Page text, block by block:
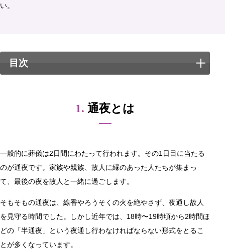
い。
目次
1. 通夜とは
一般的に葬儀は2日間にわたって行われます。その1日目に当たる
のが通夜です。家族や親族、故人に縁のあった人たちが集まっ
て、最後の夜を故人と一緒に過ごします。
そもそもの通夜は、線香やろうそくの火を絶やさず、夜通し故人
を見守る時間でした。しかし近年では、18時〜19時頃から2時間ほ
どの「半通夜」という夜通し行わなければならない形式をとるこ
とが多くなっています。